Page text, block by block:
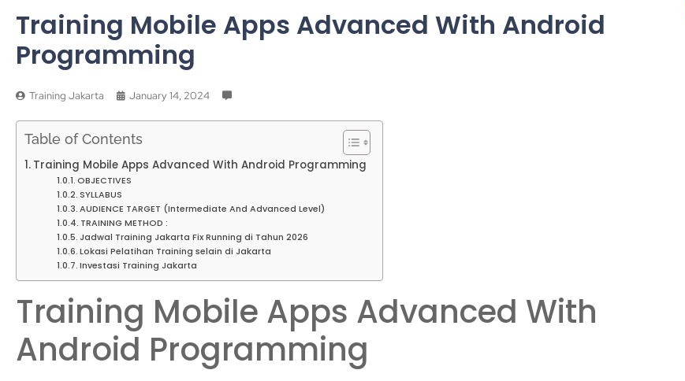
Training Mobile Apps Advanced With Android
Programming
Training Jakarta January 14, 2024
Table of Contents
Training Mobile Apps Advanced With Android Programming
OBJECTIVES
SYLLABUS
AUDIENCE TARGET (Intermediate And Advanced Level)
TRAINING METHOD :
Jadwal Training Jakarta Fix Running di Tahun 2026
Lokasi Pelatihan Training selain di Jakarta
Investasi Training Jakarta
Training Mobile Apps Advanced With
Android Programming